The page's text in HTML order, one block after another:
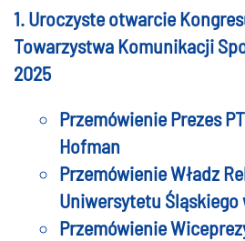
1. Uroczyste otwarcie
Towarzystwa Komunikacji
2025
Przemówienie Prezes
Hofman
Przemówienie Władz
Uniwersytetu
Przemówienie